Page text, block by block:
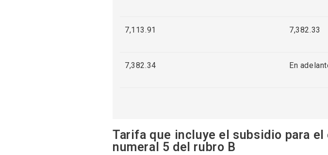
7,113.91 7,382.33
7,382.34 En
Tarifa que incluye el subsidio para
numeral 5 del rubro B